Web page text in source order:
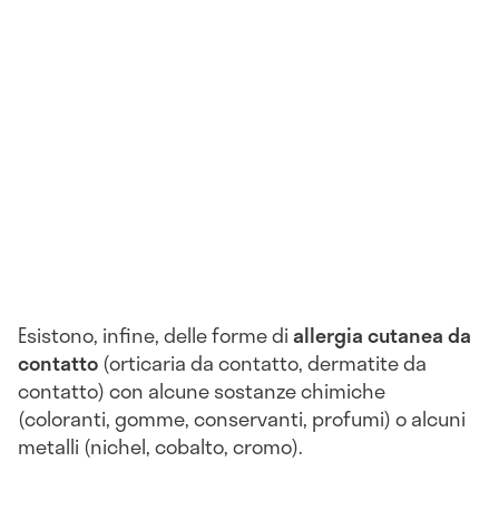
Esistono, infine, delle forme diallergia cutanea da
contatto(orticaria da contatto, dermatite da
contatto) con alcune sostanze chimiche
(coloranti, gomme, conservanti, profumi) o alcuni
metalli (nichel, cobalto, cromo).